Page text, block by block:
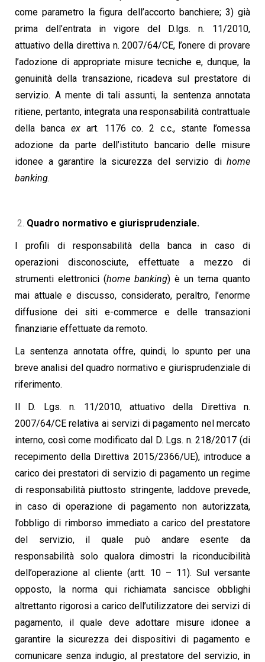
come parametro la figura dell’accorto banchiere; 3) già
prima dell’entrata in vigore del D.lgs. n. 11/2010,
attuativo della direttiva n. 2007/64/CE, l’onere di provare
l’adozione di appropriate misure tecniche e, dunque, la
genuinità della transazione, ricadeva sul prestatore di
servizio. A mente di tali assunti, la sentenza annotata
ritiene, pertanto, integrata una responsabilità contrattuale
della banca exart. 1176 co. 2 c.c., stante l’omessa
adozione da parte dell’istituto bancario delle misure
idonee a garantire la sicurezza del servizio di home
banking.
Quadro normativo e giurisprudenziale.
I profili di responsabilità della banca in caso di
operazioni disconosciute, effettuate a mezzo di
strumenti elettronici (home banking) è un tema quanto
mai attuale e discusso, considerato, peraltro, l’enorme
diffusione dei siti e-commerce e delle transazioni
finanziarie effettuate da remoto.
La sentenza annotata offre, quindi, lo spunto per una
breve analisi del quadro normativo e giurisprudenziale di
riferimento.
Il D. Lgs. n. 11/2010, attuativo della Direttiva n.
2007/64/CE relativa ai servizi di pagamento nel mercato
interno, così come modificato dal D. Lgs. n. 218/2017 (di
recepimento della Direttiva 2015/2366/UE), introduce a
carico dei prestatori di servizio di pagamento un regime
di responsabilità piuttosto stringente, laddove prevede,
in caso di operazione di pagamento non autorizzata,
l’obbligo di rimborso immediato a carico del prestatore
del servizio, il quale può andare esente da
responsabilità solo qualora dimostri la riconducibilità
dell’operazione al cliente (artt. 10 – 11). Sul versante
opposto, la norma qui richiamata sancisce obblighi
altrettanto rigorosi a carico dell’utilizzatore dei servizi di
pagamento, il quale deve adottare misure idonee a
garantire la sicurezza dei dispositivi di pagamento e
comunicare senza indugio, al prestatore del servizio, in